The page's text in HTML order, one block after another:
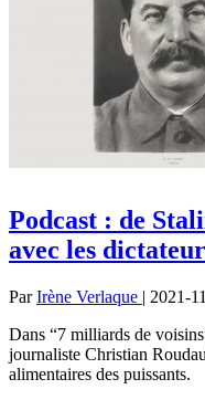
Podcast : de
avec les
ParIrène Verlaque | 2021-
Dans “7 milliards de
journaliste Christian
alimentaires des puissants.